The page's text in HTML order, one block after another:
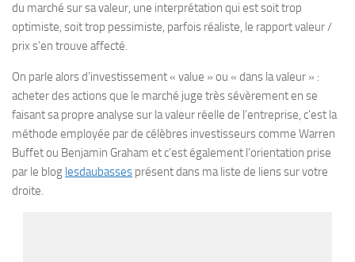
du marché sur sa valeur, une interprétation qui est soit trop
optimiste, soit trop pessimiste, parfois réaliste, le rapport valeur /
prix s’en trouve affecté.
On parle alors d’investissement « value » ou « dans la valeur » :
acheter des actions que le marché juge très sévèrement en se
faisant sa propre analyse sur la valeur réelle de l’entreprise, c’est la
méthode employée par de célèbres investisseurs comme Warren
Buffet ou Benjamin Graham et c’est également l’orientation prise
par le blog lesdaubasses présent dans ma liste de liens sur votre
droite.